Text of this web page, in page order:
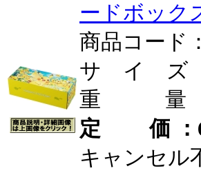
ードボック
商品コード
サ イ ズ
重 量 ：
定 価 ：
キャンセル